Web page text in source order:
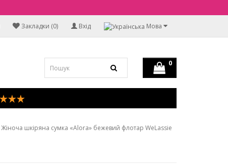
Мова
Вхід
Закладки (0)
0
Жіноча шкіряна сумка «Alora» бежевий флотар WeLassie